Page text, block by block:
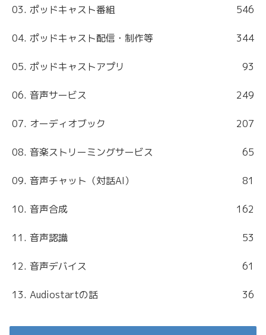
03. ポッドキャスト番組 546
04. ポッドキャスト配信・制作等 344
05. ポッドキャストアプリ 93
06. 音声サービス 249
07. オーディオブック 207
08. 音楽ストリーミングサービス 65
09. 音声チャット（対話AI） 81
10. 音声合成 162
11. 音声認識 53
12. 音声デバイス 61
13. Audiostartの話 36